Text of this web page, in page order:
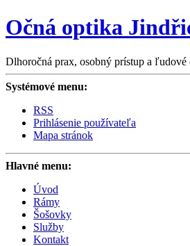
Očná optika
Dlhoročná prax, osobný prístup a
Systémové menu:
RSS
Prihlásenie používateľa
Mapa stránok
Hlavné menu:
Úvod
Rámy
Šošovky
Služby
Kontakt